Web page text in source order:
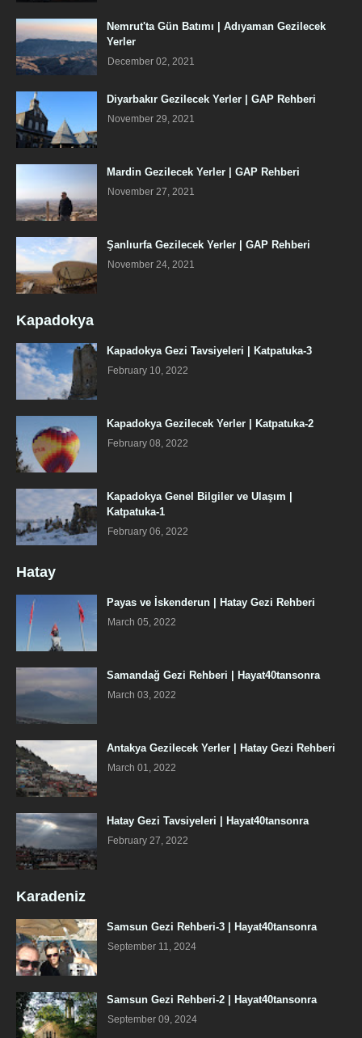
Nemrut'ta Gün Batımı | Adıyaman Gezilecek
Yerler
December 02, 2021
Diyarbakır Gezilecek Yerler | GAP Rehberi
November 29, 2021
Mardin Gezilecek Yerler | GAP Rehberi
November 27, 2021
Şanlıurfa Gezilecek Yerler | GAP Rehberi
November 24, 2021
Kapadokya
Kapadokya Gezi Tavsiyeleri | Katpatuka-3
February 10, 2022
Kapadokya Gezilecek Yerler | Katpatuka-2
February 08, 2022
Kapadokya Genel Bilgiler ve Ulaşım |
Katpatuka-1
February 06, 2022
Hatay
Payas ve İskenderun | Hatay Gezi Rehberi
March 05, 2022
Samandağ Gezi Rehberi | Hayat40tansonra
March 03, 2022
Antakya Gezilecek Yerler | Hatay Gezi Rehberi
March 01, 2022
Hatay Gezi Tavsiyeleri | Hayat40tansonra
February 27, 2022
Karadeniz
Samsun Gezi Rehberi-3 | Hayat40tansonra
September 11, 2024
Samsun Gezi Rehberi-2 | Hayat40tansonra
September 09, 2024